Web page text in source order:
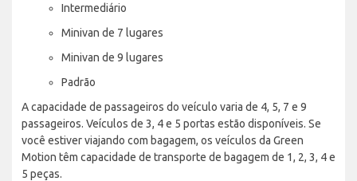
Intermediário
Minivan de 7 lugares
Minivan de 9 lugares
Padrão
A capacidade de passageiros do veículo varia de 4, 5, 7 e 9
passageiros. Veículos de 3, 4 e 5 portas estão disponíveis. Se
você estiver viajando com bagagem, os veículos da Green
Motion têm capacidade de transporte de bagagem de 1, 2, 3, 4 e
5 peças.